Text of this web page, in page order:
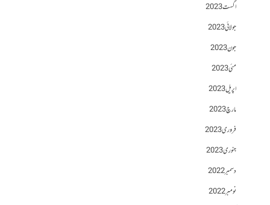
اگست 2023
جولائی 2023
جون 2023
مئی 2023
اپریل 2023
مارچ 2023
فروری 2023
جنوری 2023
دسمبر 2022
نومبر 2022